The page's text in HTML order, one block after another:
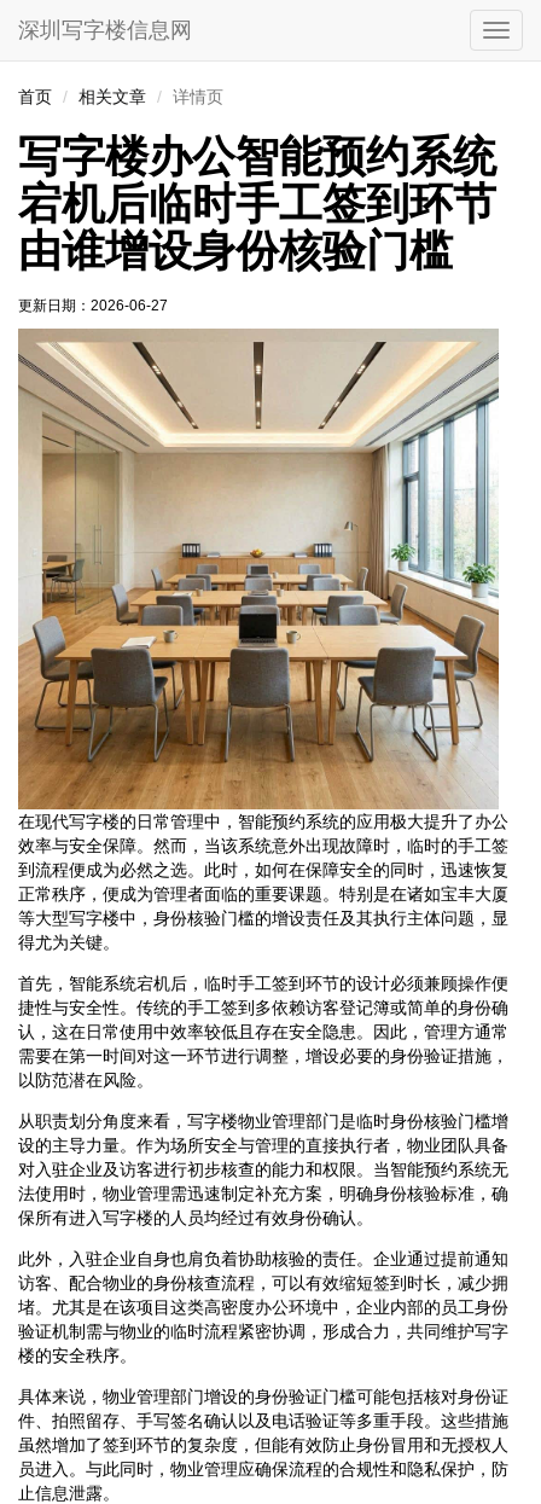
切
换
深圳写字楼信息网
首页 相关文章 详情页
写字楼办公智能预约系统
宕机后临时手工签到环节
由谁增设身份核验门槛
更新日期： 2026-06-27
在现代写字楼的日常管理中，智能预约系统的应用极大提升了办公
效率与安全保障。然而，当该系统意外出现故障时，临时的手工签
到流程便成为必然之选。此时，如何在保障安全的同时，迅速恢复
正常秩序，便成为管理者面临的重要课题。特别是在诸如宝丰大厦
等大型写字楼中，身份核验门槛的增设责任及其执行主体问题，显
得尤为关键。
首先，智能系统宕机后，临时手工签到环节的设计必须兼顾操作便
捷性与安全性。传统的手工签到多依赖访客登记簿或简单的身份确
认，这在日常使用中效率较低且存在安全隐患。因此，管理方通常
需要在第一时间对这一环节进行调整，增设必要的身份验证措施，
以防范潜在风险。
从职责划分角度来看，写字楼物业管理部门是临时身份核验门槛增
设的主导力量。作为场所安全与管理的直接执行者，物业团队具备
对入驻企业及访客进行初步核查的能力和权限。当智能预约系统无
法使用时，物业管理需迅速制定补充方案，明确身份核验标准，确
保所有进入写字楼的人员均经过有效身份确认。
此外，入驻企业自身也肩负着协助核验的责任。企业通过提前通知
访客、配合物业的身份核查流程，可以有效缩短签到时长，减少拥
堵。尤其是在该项目这类高密度办公环境中，企业内部的员工身份
验证机制需与物业的临时流程紧密协调，形成合力，共同维护写字
楼的安全秩序。
具体来说，物业管理部门增设的身份验证门槛可能包括核对身份证
件、拍照留存、手写签名确认以及电话验证等多重手段。这些措施
虽然增加了签到环节的复杂度，但能有效防止身份冒用和无授权人
员进入。与此同时，物业管理应确保流程的合规性和隐私保护，防
止信息泄露。